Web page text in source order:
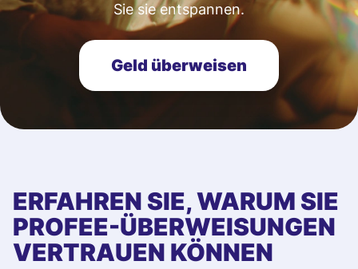
Sie sie entspannen.
Geld überweisen
ERFAHREN SIE, WARUM SIE
PROFEE-ÜBERWEISUNGEN
VERTRAUEN KÖNNEN